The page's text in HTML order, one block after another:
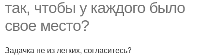
так, чтобы у каждого было
свое место?
Задачка не из легких, согласитесь?